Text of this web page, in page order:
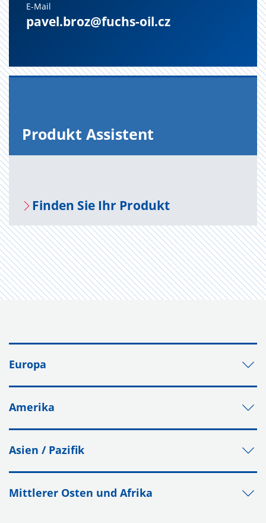
E-Mail
pavel.broz@fuchs-oil.cz
Pro­dukt As­sis­tent
Fin­den Sie Ihr Pro­dukt
Europa
Amerika
Asien / Pazifik
Mittlerer Osten und Afrika